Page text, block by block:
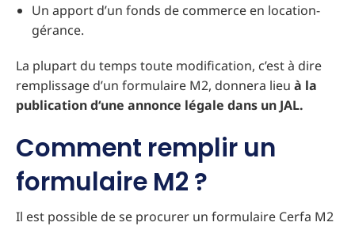
Un apport d’un fonds de commerce en location-
gérance.
La plupart du temps toute modification, c’est à dire
remplissage d’un formulaire M2, donnera lieu à la
publication d‘une annonce légale dans un JAL.
Comment remplir un
formulaire M2 ?
Il est possible de se procurer un formulaire Cerfa M2